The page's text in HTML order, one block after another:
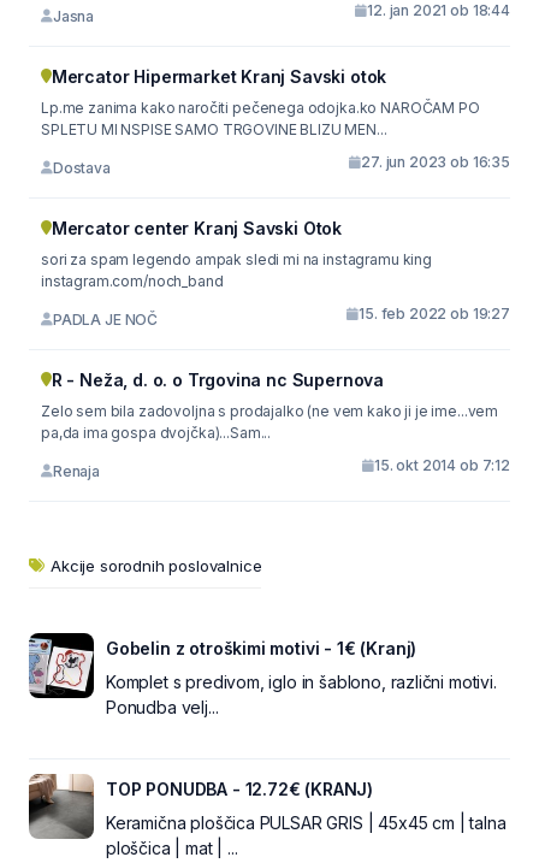
Jasna 12. jan 2021 ob 18:44
Mercator Hipermarket Kranj Savski otok
Lp.me zanima kako naročiti pečenega odojka.ko NAROČAM PO
SPLETU MI NSPISE SAMO TRGOVINE BLIZU MEN...
Dostava 27. jun 2023 ob 16:35
Mercator center Kranj Savski Otok
sori za spam legendo ampak sledi mi na instagramu king
instagram.com/noch_band
PADLA JE NOČ 15. feb 2022 ob 19:27
R - Neža, d. o. o Trgovina nc Supernova
Zelo sem bila zadovoljna s prodajalko (ne vem kako ji je ime...vem
pa,da ima gospa dvojčka)...Sam...
Renaja 15. okt 2014 ob 7:12
Akcije sorodnih poslovalnice
Gobelin z otroškimi motivi - 1€ (Kranj)
Komplet s predivom, iglo in šablono, različni motivi.
Ponudba velj...
TOP PONUDBA - 12.72€ (KRANJ)
Keramična ploščica PULSAR GRIS | 45x45 cm | talna
ploščica | mat | ...